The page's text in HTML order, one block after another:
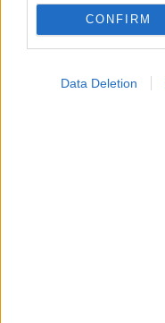
CONFIRM
Data Deletion